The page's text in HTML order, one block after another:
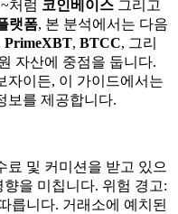
~처럼 코인베이스 그리고
랫폼, 본 분석에서는 다음
PrimeXBT, BTCC, 그리
자산에 중점을 둡니다.
자이든, 이 가이드에서는
보를 제공합니다.
료 및 커미션을 받고 있으
을 미칩니다. 위험 경고:
릅니다. 거래소에 예치된